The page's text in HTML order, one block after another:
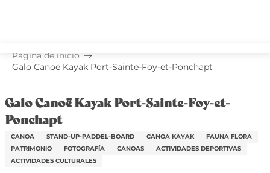
principal
Página de inicio
Galo Canoë Kayak Port-Sainte-Foy-et-Ponchapt
Galo Canoë Kayak Port-Sainte-Foy-et-
Ponchapt
CANOA STAND-UP-PADDEL-BOARD CANOA KAYAK
FAUNA FLORA
PATRIMONIO
FOTOGRAFÍA CANOAS
ACTIVIDADES DEPORTIVAS
ACTIVIDADES CULTURALES